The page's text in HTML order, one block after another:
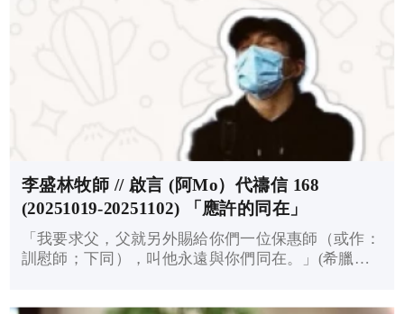
李盛林牧師 // 啟言 (阿Mo）代禱信 168
(20251019-20251102) 「應許的同在」
「我要求父，父就另外賜給你們一位保惠師（或作：
訓慰師；下同），叫他永遠與你們同在。」(希臘原